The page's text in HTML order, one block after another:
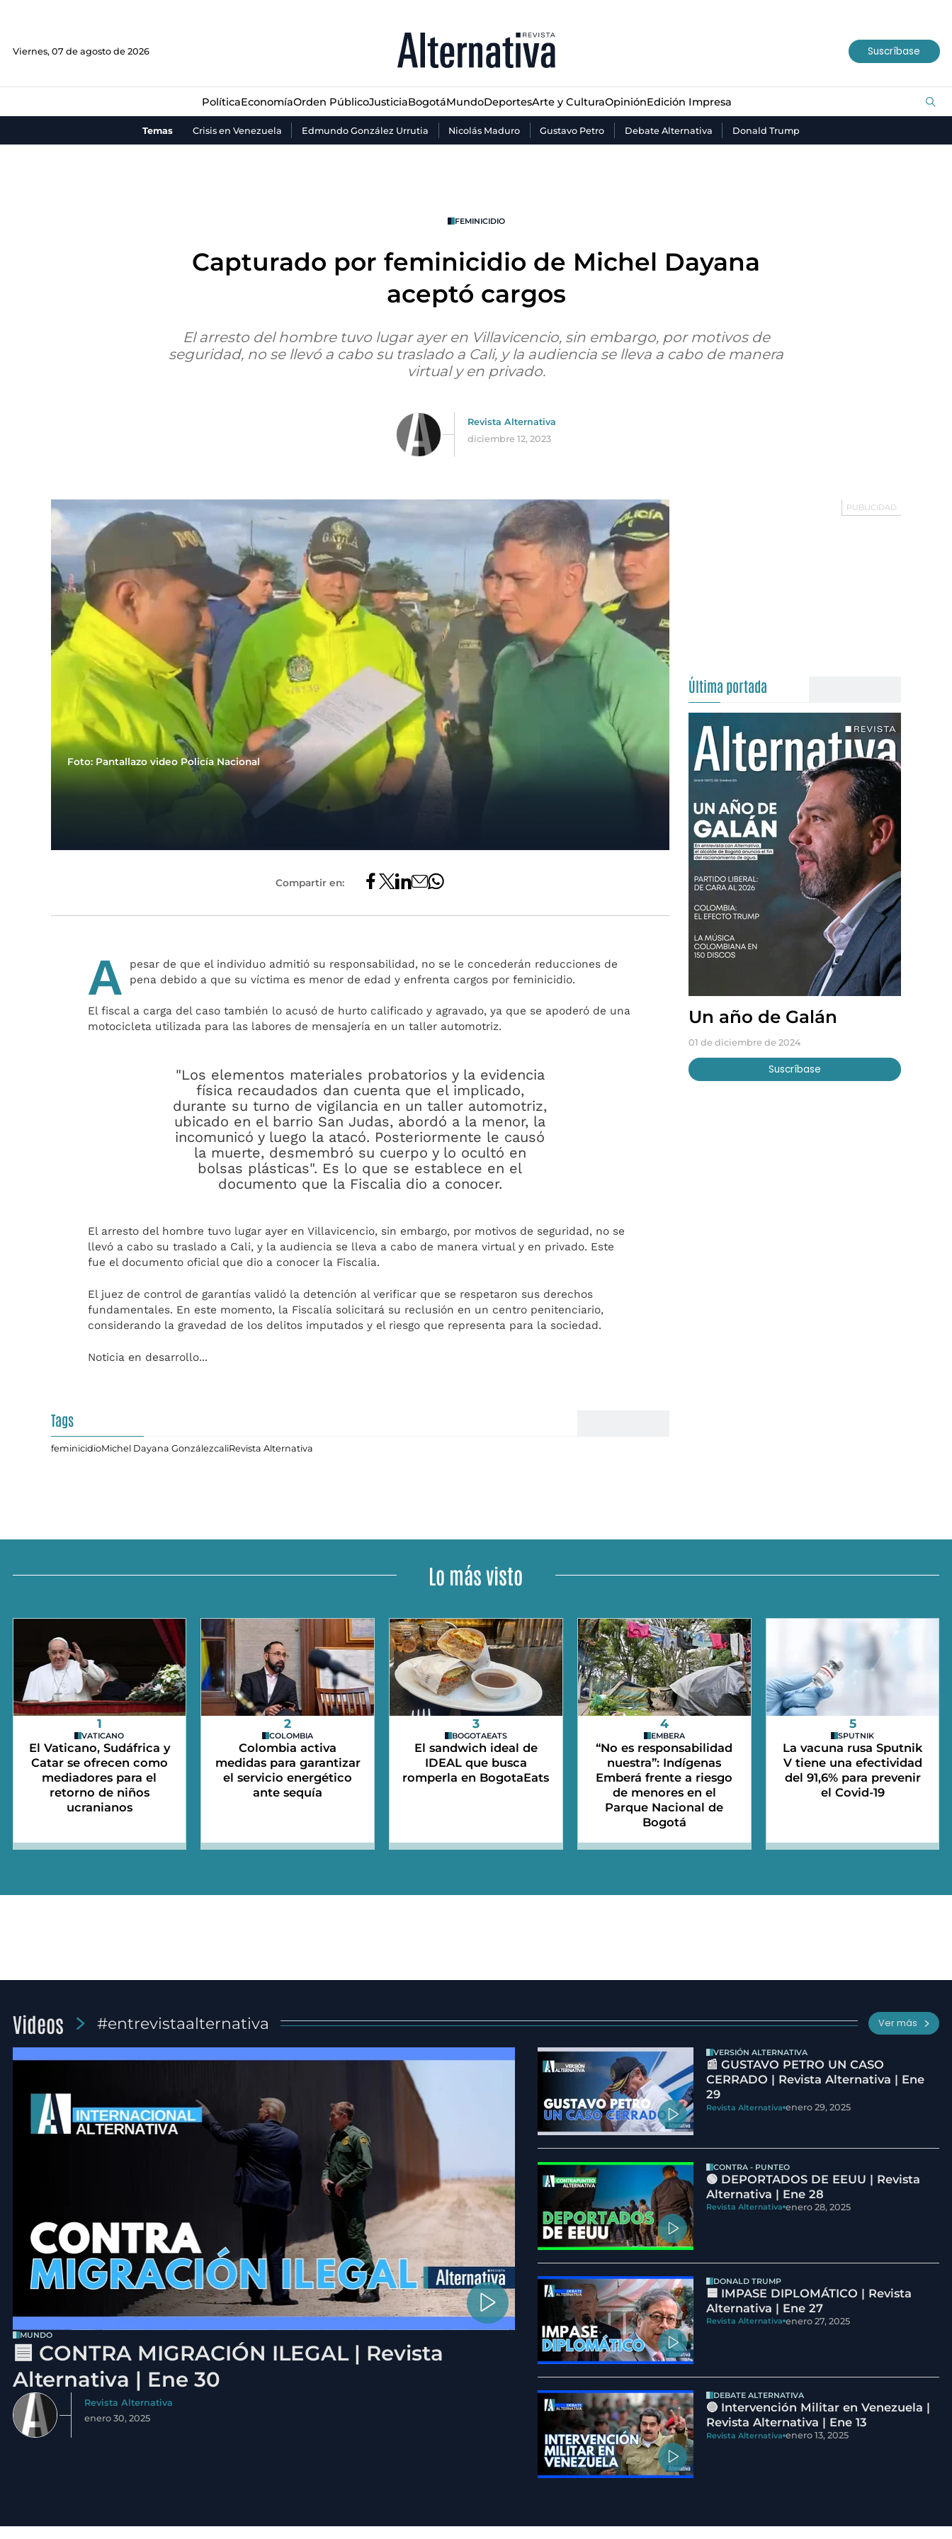
Viernes, 07 de agosto de 2026 Suscríbase
PolíticaEconomíaOrden PúblicoJusticiaBogotáMundoDeportesArte y CulturaOpiniónEdición Impresa
Temas Crisis en Venezuela Edmundo González Urrutia Nicolás Maduro Gustavo Petro Debate Alternativa Donald Trump
JusticiaBogotáMundo Deportes Arte y Cultura
FEMINICIDIO
Capturado por feminicidio de Michel Dayana
aceptó cargos
El arresto del hombre tuvo lugar ayer en Villavicencio, sin embargo, por motivos de
seguridad, no se llevó a cabo su traslado a Cali, y la audiencia se lleva a cabo de manera
virtual y en privado.
Revista Alternativa
diciembre 12, 2023
Foto: Pantallazo video Policía Nacional
Compartir en:
A
pesar de que el individuo admitió su responsabilidad, no se le concederán reducciones de
pena debido a que su víctima es menor de edad y enfrenta cargos por feminicidio.
El fiscal a carga del caso también lo acusó de hurto calificado y agravado, ya que se apoderó de una
motocicleta utilizada para las labores de mensajería en un taller automotriz.
"Los elementos materiales probatorios y la evidencia
física recaudados dan cuenta que el implicado,
durante su turno de vigilancia en un taller automotriz,
ubicado en el barrio San Judas, abordó a la menor, la
incomunicó y luego la atacó. Posteriormente le causó
la muerte, desmembró su cuerpo y lo ocultó en
bolsas plásticas". Es lo que se establece en el
documento que la Fiscalia dio a conocer.
El arresto del hombre tuvo lugar ayer en Villavicencio, sin embargo, por motivos de seguridad, no se
llevó a cabo su traslado a Cali, y la audiencia se lleva a cabo de manera virtual y en privado. Este
fue el documento oficial que dio a conocer la Fiscalia.
El juez de control de garantías validó la detención al verificar que se respetaron sus derechos
fundamentales. En este momento, la Fiscalía solicitará su reclusión en un centro penitenciario,
considerando la gravedad de los delitos imputados y el riesgo que representa para la sociedad.
Noticia en desarrollo...
Tags
feminicidioMichel Dayana GonzálezcaliRevista Alternativa
Última portada
Un año de Galán
01 de diciembre de 2024
Suscríbase
Lo más visto
1
VATICANO
El Vaticano, Sudáfrica y
Catar se ofrecen como
mediadores para el
retorno de niños
ucranianos
2
COLOMBIA
Colombia activa
medidas para garantizar
el servicio energético
ante sequía
3
BOGOTAEATS
El sandwich ideal de
IDEAL que busca
romperla en BogotaEats
4
EMBERA
“No es responsabilidad
nuestra”: Indígenas
Emberá frente a riesgo
de menores en el
Parque Nacional de
Bogotá
5
SPUTNIK
La vacuna rusa Sputnik
V tiene una efectividad
del 91,6% para prevenir
el Covid-19
Videos #entrevistaalternativa Ver más
MUNDO
🟦 CONTRA MIGRACIÓN ILEGAL | Revista
Alternativa | Ene 30
Revista Alternativa
enero 30, 2025
VERSIÓN ALTERNATIVA
📰 GUSTAVO PETRO UN CASO
CERRADO | Revista Alternativa | Ene
29
Revista Alternativa enero 29, 2025
CONTRA - PUNTEO
🟢 DEPORTADOS DE EEUU | Revista
Alternativa | Ene 28
Revista Alternativa enero 28, 2025
DONALD TRUMP
🟦 IMPASE DIPLOMÁTICO | Revista
Alternativa | Ene 27
Revista Alternativa enero 27, 2025
DEBATE ALTERNATIVA
🔵 Intervención Militar en Venezuela |
Revista Alternativa | Ene 13
Revista Alternativa enero 13, 2025